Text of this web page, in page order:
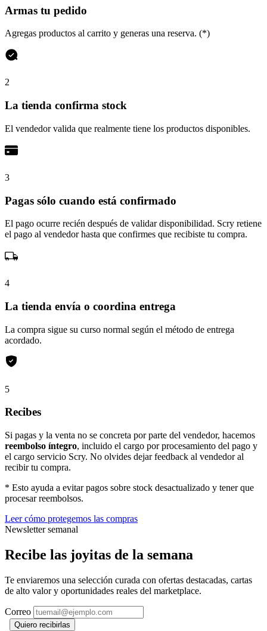
Armas tu pedido
Agregas productos al carrito y generas una reserva. (*)
2
La tienda confirma stock
El vendedor valida que realmente tiene los productos disponibles.
3
Pagas sólo cuando está confirmado
El pago ocurre recién después de validar disponibilidad. Scry retiene
el pago al vendedor hasta que confirmes que recibiste tu compra.
4
La tienda envía o coordina entrega
La compra sigue su curso normal según el método de entrega
acordado.
5
Recibes
Si pagas y la venta no se concreta por parte del vendedor, hacemos
reembolso íntegro, incluido el cargo por procesamiento del pago y
el cargo servicio Scry. No olvides dejar feedback al vendedor al
recibir tu compra.
* Esto ayuda a evitar pagos sobre stock desactualizado y tener que
procesar reembolsos.
Leer cómo protegemos las compras
Newsletter semanal
Recibe las joyitas de la semana
Te enviaremos una selección curada con ofertas destacadas, cartas
de alto valor y oportunidades reales del marketplace.
Correo
Quiero recibirlas